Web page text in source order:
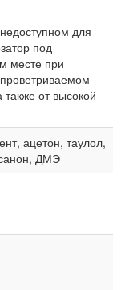
для
под
месте при
также от высокой
ацетон, таулол,
ДМЭ